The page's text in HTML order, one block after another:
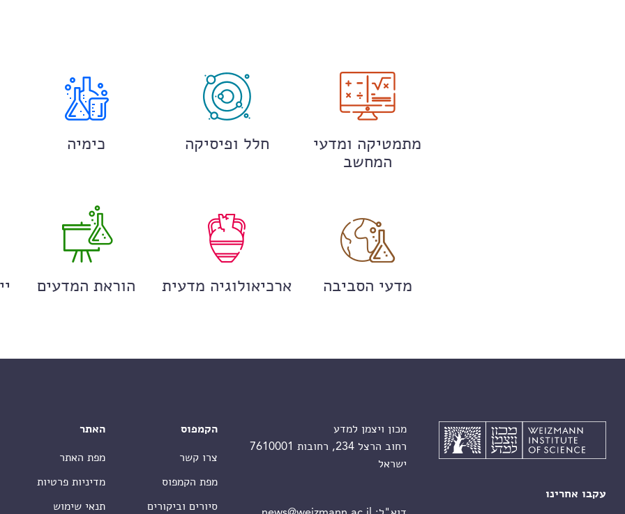
מתמטיקה ומדעי
המחשב
חלל ופיסיקה כימיה
מדעי הסביבה ארכיאולוגיה מדעית הוראת המדעים
עקבו אחרינו
מכון ויצמן למדע
רחוב הרצל 234, רחובות 7610001
ישראל
הקמפוס
צרו קשר
מפת הקמפוס
סיורים וביקורים
האתר
מפת האתר
מדיניות פרטיות
תנאי שימוש